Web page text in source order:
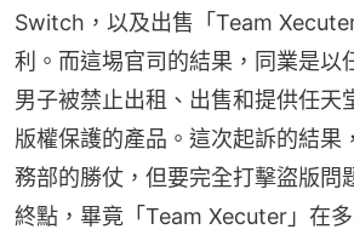
Switch，以及出售「Team
利。而這埸官司的結果，同業是以
男子被禁止出租、出售和提供任天
版權保護的產品。這次起訴的結果
務部的勝仗，但要完全打擊盜版問
終點，畢竟「Team Xecuter」在